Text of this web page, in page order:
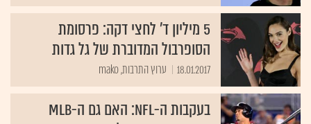
5 מיליון ד' לחצי דקה: פרסומת
הסופרבול המדוברת של גל גדות
18.01.2017 ערוץ התרבות, mako
בעקבות ה-NFL: האם גם ה-MLB